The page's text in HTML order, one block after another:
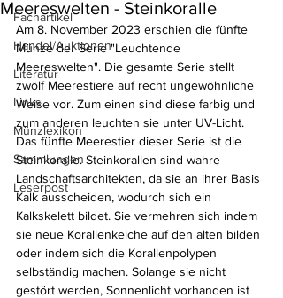
Fachartikel
Handel/Auktionen
Literatur
Links
Münzlexikon
Sammlungen
Leserpost
Meereswelten - Steinkoralle
Am 8. November 2023 erschien die fünfte
Münze der Serie "Leuchtende
Meereswelten". Die gesamte Serie stellt
zwölf Meerestiere auf recht ungewöhnliche
Weise vor. Zum einen sind diese farbig und
zum anderen leuchten sie unter UV-Licht.
Das fünfte Meerestier dieser Serie ist die
Steinkoralle. Steinkorallen sind wahre
Landschaftsarchitekten, da sie an ihrer Basis
Kalk ausscheiden, wodurch sich ein
Kalkskelett bildet. Sie vermehren sich indem
sie neue Korallenkelche auf den alten bilden
oder indem sich die Korallenpolypen
selbständig machen. Solange sie nicht
gestört werden, Sonnenlicht vorhanden ist